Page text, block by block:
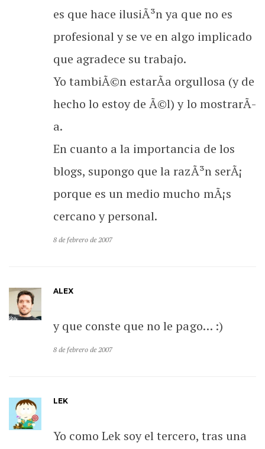
es que hace ilusiÃ³n ya que no es
profesional y se ve en algo implicado
que agradece su trabajo.
Yo tambiÃ©n estarÃ­a orgullosa (y de
hecho lo estoy de Ã©l) y lo mostrarÃ­
a.
En cuanto a la importancia de los
blogs, supongo que la razÃ³n serÃ¡
porque es un medio mucho mÃ¡s
cercano y personal.
8 de febrero de 2007
ALEX
y que conste que no le pago… :)
8 de febrero de 2007
LEK
Yo como Lek soy el tercero, tras una